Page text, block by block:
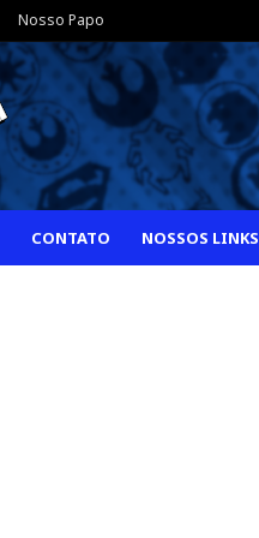
Nosso Papo
CONTATO NOSSOS LINKS